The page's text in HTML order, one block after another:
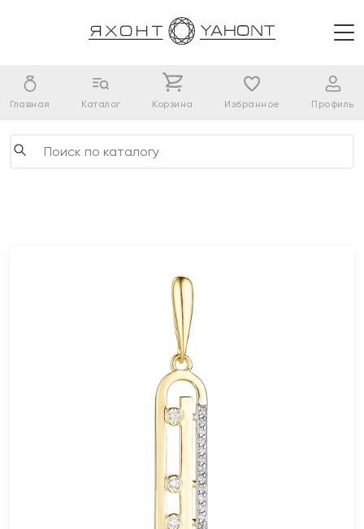
Главная Каталог Корзина Избранное Профиль